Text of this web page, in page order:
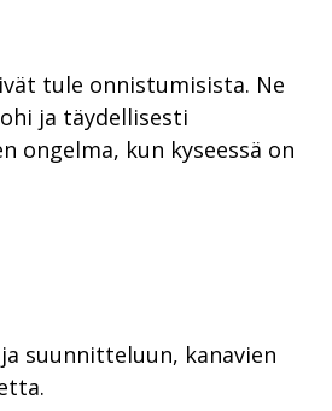
tule onnistumisista. Ne
ja täydellisesti
ongelma, kun kyseessä on
suunnitteluun, kanavien